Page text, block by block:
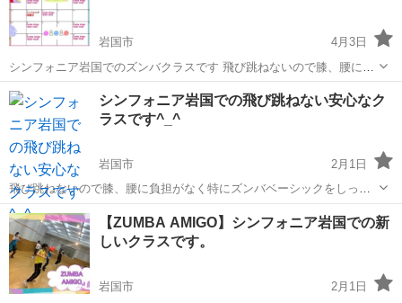
岩国市
4月3日
シンフォニア岩国でのズンバクラスです 飛び跳ねないので膝、腰に負
担がなく特にズンバベーシックをしっかりやります^_^ ゆっくりやり
ますので老若男女、学生、初心者🔰向けの楽しいズンバクラスです^_^
お気軽に無料体験に来てくだ...
山口 ZUMBA
シンフォニア岩国での飛び跳ねない安心なク
ラスです^_^
岩国市
2月1日
飛び跳ねないので膝、腰に負担がなく特にズンバベーシックをしっか
りやります^_^ ゆっくりやりますので老若男女、学生、初心者🔰向け
の楽しいズンバクラスです^_^ お気軽に無料体験に来てください^_^ ラ
テンの曲に合わせて楽しく...
山口 岩国市
【ZUMBA AMIGO】シンフォニア岩国での新
しいクラスです。
岩国市 2月1日